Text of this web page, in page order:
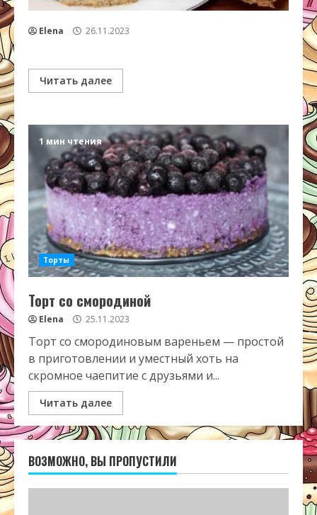
Elena 26.11.2023
Читать далее
1 мин чтения
Торты
Торт со смородиной
Elena 25.11.2023
Торт со смородиновым вареньем — простой
в приготовлении и уместный хоть на
скромное чаепитие с друзьями и...
Читать далее
ВОЗМОЖНО, ВЫ ПРОПУСТИЛИ